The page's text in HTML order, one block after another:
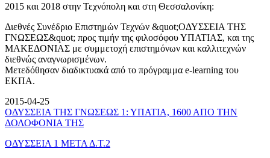
2015 και 2018 στην Τεχνόπολη και στη Θεσσαλονίκη:
Διεθνές Συνέδριο Επιστημών Τεχνών &quot;ΟΔΥΣΣΕΙΑ ΤΗΣ
ΓΝΩΣΕΩΣ&quot; προς τιμήν της φιλοσόφου ΥΠΑΤΙΑΣ, και της
ΜΑΚΕΔΟΝΙΑΣ με συμμετοχή επιστημόνων και καλλιτεχνών
διεθνώς αναγνωρισμένων.
Μετεδόθησαν διαδικτυακά από το πρόγραμμα e-learning του
ΕΚΠΑ.
2015-04-25
ΟΔΥΣΣΕΙΑ ΤΗΣ ΓΝΩΣΕΩΣ 1: ΥΠΑΤΙΑ, 1600 ΑΠΟ ΤΗΝ
ΔΟΛΟΦΟΝΙΑ ΤΗΣ
ΟΔΥΣΣΕΙΑ 1 ΜΕΤΑ Δ.Τ.2